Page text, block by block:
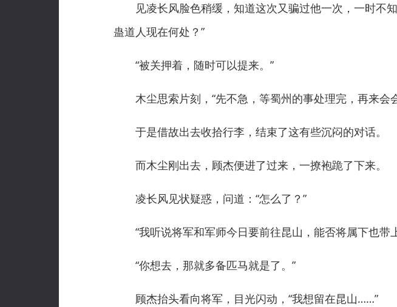
见凌长风脸色稍缓，知道这次又骗过他一次，一时不
蛊道人现在何处？”
“被关押着，随时可以提来。”
木尘思索片刻，“先不急，等蜀州的事处理完，再来会
于是借故出去收拾行李，结束了这有些沉闷的对话。
而木尘刚出去，顾杰便进了过来，一撩袍跪了下来。
凌长风见状疑惑，问道：“怎么了？”
“我听说将军和军师今日要前往昆山，能否将属下也带
“你想去，那就多备匹马就是了。”
顾杰抬头看向将军，目光闪动，“我想留在昆山……”